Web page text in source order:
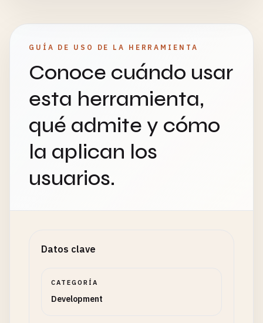
GUÍA DE USO DE LA HERRAMIENTA
Conoce cuándo usar
esta herramienta,
qué admite y cómo
la aplican los
usuarios.
Datos clave
CATEGORÍA
Development